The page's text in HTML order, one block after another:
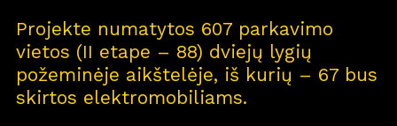
Projekte numatytos 607 parkavimo
vietos (II etape – 88) dviejų lygių
požeminėje aikštelėje, iš kurių – 67 bus
skirtos elektromobiliams.